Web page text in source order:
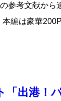
参考文献から
編は豪華
「出港！